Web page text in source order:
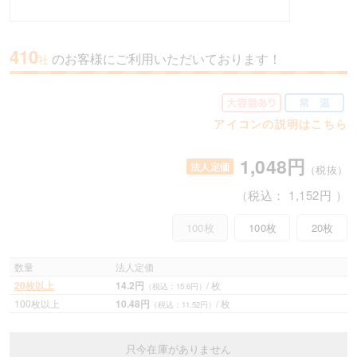
410社 のお客様にご利用いただいております！
アイコンの説明はこちら
法人定価 1,048円 （税抜）
（税込： 1,152円 ）
100枚 100枚 20枚
数量 法人定価
20枚以上 14.2円 （税込：15.6円） / 枚
100枚以上
10.48円 （税込：11.52円） / 枚
只今在庫がありません